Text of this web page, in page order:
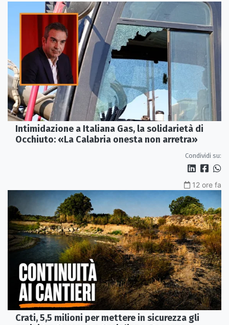
Intimidazione a Italiana Gas, la solidarietà di
Occhiuto: «La Calabria onesta non arretra»
Condividi su:
12 ore fa
Crati, 5,5 milioni per mettere in sicurezza gli